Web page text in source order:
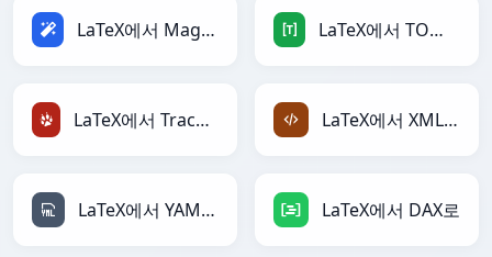
LaTeX에서 Magic로 LaTeX에서 TOML로
LaTeX에서 TracWiki로 LaTeX에서 XML로
LaTeX에서 YAML로 LaTeX에서 DAX로